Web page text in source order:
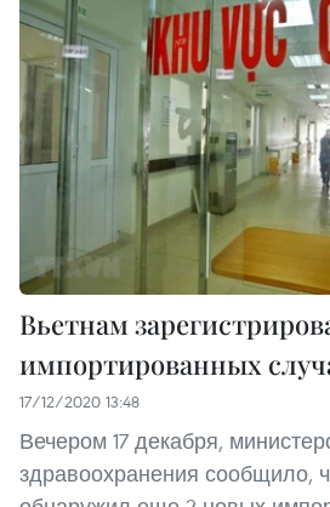
Вьетнам
импортированных
17/12/2020 13:48
Вечером 17 декабря,
здравоохранения сообщило,